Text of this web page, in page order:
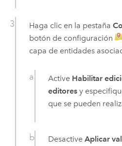
Haga clic en la pestaña
botón de configuración
capa de entidades
Active Habilitar
editores y
que se pueden
DesactiveAplicar